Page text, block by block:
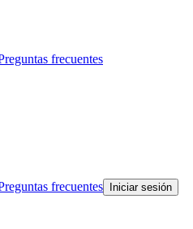
frecuentes
frecuentes Iniciar sesión